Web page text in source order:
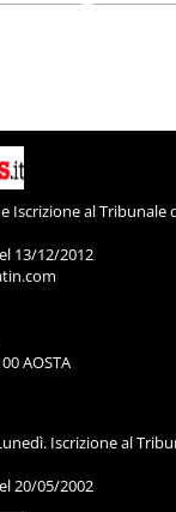
Iscrizione al Tribunale
13/12/2012
AOSTA
Iscrizione al
20/05/2002